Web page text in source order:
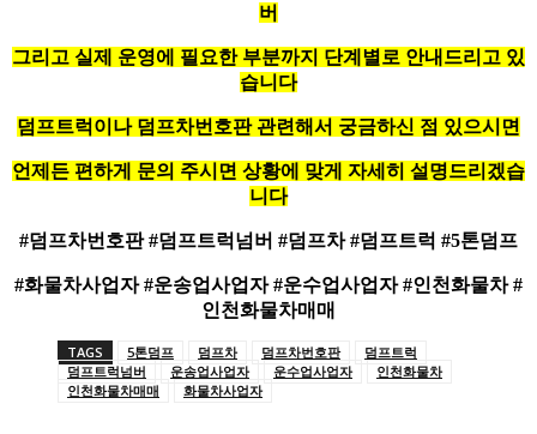
버
그리고 실제 운영에 필요한 부분까지 단계별로 안내드리고 있
습니다
덤프트럭이나 덤프차번호판 관련해서 궁금하신 점 있으시면
언제든 편하게 문의 주시면 상황에 맞게 자세히 설명드리겠습
니다
#덤프차번호판 #덤프트럭넘버 #덤프차 #덤프트럭 #5톤덤프
#화물차사업자 #운송업사업자 #운수업사업자 #인천화물차 #
인천화물차매매
TAGS 5톤덤프 덤프차 덤프차번호판
덤프트럭
덤프트럭넘버
운송업사업자 운수업사업자
인천화물차
인천화물차매매
화물차사업자